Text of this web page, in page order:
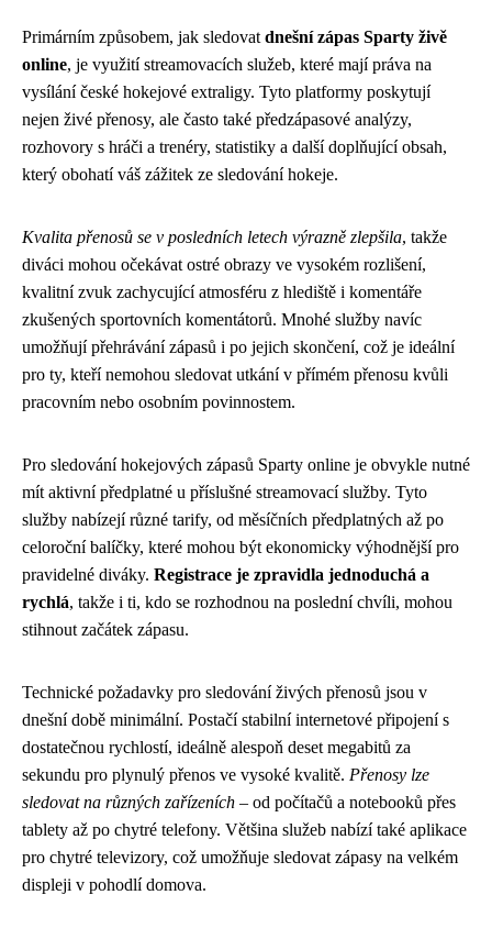
Primárním způsobem, jak sledovat dnešní zápas Sparty živě
online, je využití streamovacích služeb, které mají práva na
vysílání české hokejové extraligy. Tyto platformy poskytují
nejen živé přenosy, ale často také předzápasové analýzy,
rozhovory s hráči a trenéry, statistiky a další doplňující obsah,
který obohatí váš zážitek ze sledování hokeje.
Kvalita přenosů se v posledních letech výrazně zlepšila, takže
diváci mohou očekávat ostré obrazy ve vysokém rozlišení,
kvalitní zvuk zachycující atmosféru z hlediště i komentáře
zkušených sportovních komentátorů. Mnohé služby navíc
umožňují přehrávání zápasů i po jejich skončení, což je ideální
pro ty, kteří nemohou sledovat utkání v přímém přenosu kvůli
pracovním nebo osobním povinnostem.
Pro sledování hokejových zápasů Sparty online je obvykle nutné
mít aktivní předplatné u příslušné streamovací služby. Tyto
služby nabízejí různé tarify, od měsíčních předplatných až po
celoroční balíčky, které mohou být ekonomicky výhodnější pro
pravidelné diváky. Registrace je zpravidla jednoduchá a
rychlá, takže i ti, kdo se rozhodnou na poslední chvíli, mohou
stihnout začátek zápasu.
Technické požadavky pro sledování živých přenosů jsou v
dnešní době minimální. Postačí stabilní internetové připojení s
dostatečnou rychlostí, ideálně alespoň deset megabitů za
sekundu pro plynulý přenos ve vysoké kvalitě. Přenosy lze
sledovat na různých zařízeních – od počítačů a notebooků přes
tablety až po chytré telefony. Většina služeb nabízí také aplikace
pro chytré televizory, což umožňuje sledovat zápasy na velkém
displeji v pohodlí domova.